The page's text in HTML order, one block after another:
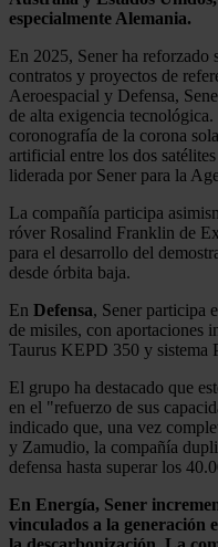
especialmente Alemania.
En 2025, Sener ha reforzado
contratos y proyectos de
Aeroespacial y Defensa,
de alta exigencia
coronografía de la corona
artificial entre los dos
liderada por Sener para la
La compañía participa
róver Rosalind Franklin de
para el desarrollo del
desde órbita baja.
En Defensa, Sener participa
de misiles, con aportaciones
Taurus KEPD 350 y sistema
El grupo ha destacado que
en el "refuerzo de sus
indicado que, una vez
y Zamudio, la compañía
defensa hasta superar los
En Energía, Sener
vinculados a la generación